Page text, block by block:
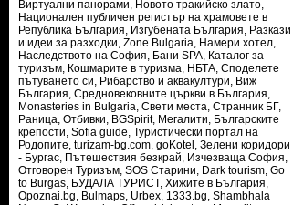
Виртуални панорами, Новото тракийско злато,
Национален публичен регистър на храмовете в
Република България, Изгубената България, Разкази
и идеи за разходки, Zone Bulgaria, Намери хотел,
Наследството на София, Бани SPA, Каталог за
туризъм, Кошмарите в туризма, НБТА, Споделете
пътуването си, Рибарство и аквакултури, Виж
България, Средновековните църкви в България,
Monasteries in Bulgaria, Свети места, Странник БГ,
Раница, Отбивки, BGSpirit, Мегалити, Българските
крепости, Sofia guide, Туристически портал на
Родопите, turizam-bg.com, goKotel , Зелени коридори
- Бургас, Пътешествия безкрай, Изчезваща София,
Отговорен Туризъм, SOS Старини, Dark tourism, Go
to Burgas, БУДАЛА ТУРИСТ, Хижите в България,
Opoznai.bg, Bulmaps, Urbex, 1333.bg, Shambhala